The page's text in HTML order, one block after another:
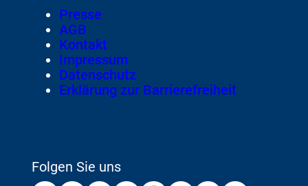
Footer
Meta-
Navigation
Presse
AGB
Kontakt
Impressum
Datenschutz
Erklärung zur Barrierefreiheit
Folgen Sie uns